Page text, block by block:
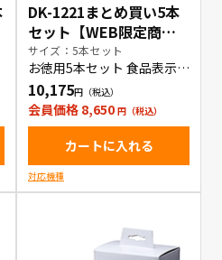
DK-1221まとめ買い5本
セット【WEB限定商
品】
サイズ：5本セット
お徳用5本セット 食品表示ラ
ベル(小)
10,175
会員価格 8,650
カートに入れる
対応機種